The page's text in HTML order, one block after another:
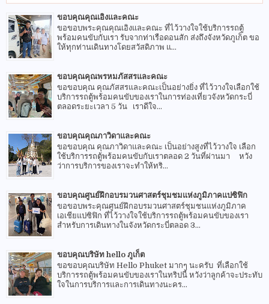
ขอบคุณคุณเอิงและคณะ
ขอขอบพระคุณคุณเอิงและคณะ ที่ไว้วางใจใช้บริการรถตู้
พร้อมคนขับกับเรา รับจากท่าเรือดอนสัก ส่งถึงจังหวัดภูเก็ต ขอ
ให้ทุกท่านเดินทางโดยสวัสดิภาพ แ...
ขอบคุณคุณพรหมภัสสรและคณะ
ขอขอบคุณ คุณภัสสรและคณะเป็นอย่างยิ่ง ที่ไว้วางใจเลือกใช้
บริการรถตู้พร้อมคนขับของเราในการท่องเที่ยวจังหวัดกระบี่
ตลอดระยะเวลา 5 วัน เราดีใจ...
ขอบคุณคุณภาวิดาและคณะ
ขอขอบคุณ คุณภาวิดาและคณะ เป็นอย่างสูงที่ไว้วางใจ เลือก
ใช้บริการรถตู้พร้อมคนขับกับเราตลอด 2 วันที่ผ่านมา หวัง
ว่าการบริการของเราจะทำให้ทริ...
ขอบคุณศูนย์ฝึกอบรมวนศาสตร์ชุมชมแห่งภูมิภาคแปซิฟิก
ขอขอบพระคุณศูนย์ฝึกอบรมวนศาสตร์ชุมชนแห่งภูมิภาค
เอเชียแปซิฟิก ที่ไว้วางใจใช้บริการรถตู้พร้อมคนขับของเรา
สำหรับการเดินทางในจังหวัดกระบี่ตลอด 3...
ขอบคุณบริษัท hello ภูเก็ต
ขอขอบคุณบริษัท Hello Phuket มากๆ นะครับ ที่เลือกใช้
บริการรถตู้พร้อมคนขับของเราในทริปนี้ หวังว่าลูกค้าจะประทับ
ใจในการบริการและการเดินทางนะคร...